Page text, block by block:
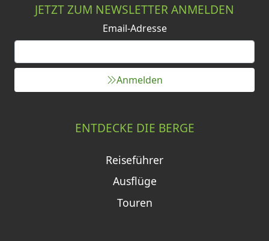
JETZT ZUM NEWSLETTER ANMELDEN
Email-Adresse
Anmelden
ENTDECKE DIE BERGE
Reiseführer
Ausflüge
Touren